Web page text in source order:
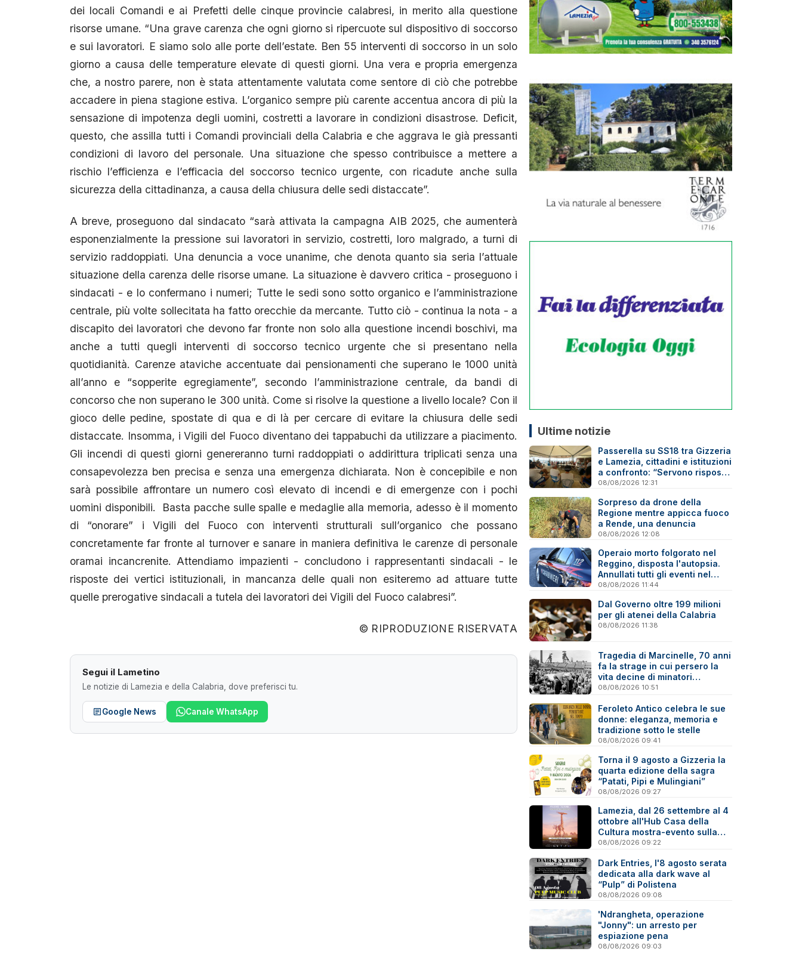
dei locali Comandi e ai Prefetti delle cinque provincie calabresi, in merito alla questione
risorse umane. “Una grave carenza che ogni giorno si ripercuote sul dispositivo di soccorso
e sui lavoratori. E siamo solo alle porte dell’estate. Ben 55 interventi di soccorso in un solo
giorno a causa delle temperature elevate di questi giorni. Una vera e propria emergenza
che, a nostro parere, non è stata attentamente valutata come sentore di ciò che potrebbe
accadere in piena stagione estiva. L’organico sempre più carente accentua ancora di più la
sensazione di impotenza degli uomini, costretti a lavorare in condizioni disastrose. Deficit,
questo, che assilla tutti i Comandi provinciali della Calabria e che aggrava le già pressanti
condizioni di lavoro del personale. Una situazione che spesso contribuisce a mettere a
rischio l’efficienza e l’efficacia del soccorso tecnico urgente, con ricadute anche sulla
sicurezza della cittadinanza, a causa della chiusura delle sedi distaccate”.
A breve, proseguono dal sindacato “sarà attivata la campagna AIB 2025, che aumenterà
esponenzialmente la pressione sui lavoratori in servizio, costretti, loro malgrado, a turni di
servizio raddoppiati. Una denuncia a voce unanime, che denota quanto sia seria l’attuale
situazione della carenza delle risorse umane. La situazione è davvero critica - proseguono i
sindacati - e lo confermano i numeri; Tutte le sedi sono sotto organico e l’amministrazione
centrale, più volte sollecitata ha fatto orecchie da mercante. Tutto ciò - continua la nota - a
discapito dei lavoratori che devono far fronte non solo alla questione incendi boschivi, ma
anche a tutti quegli interventi di soccorso tecnico urgente che si presentano nella
quotidianità. Carenze ataviche accentuate dai pensionamenti che superano le 1000 unità
all’anno e “sopperite egregiamente”, secondo l’amministrazione centrale, da bandi di
concorso che non superano le 300 unità. Come si risolve la questione a livello locale? Con il
gioco delle pedine, spostate di qua e di là per cercare di evitare la chiusura delle sedi
distaccate. Insomma, i Vigili del Fuoco diventano dei tappabuchi da utilizzare a piacimento.
Gli incendi di questi giorni genereranno turni raddoppiati o addirittura triplicati senza una
consapevolezza ben precisa e senza una emergenza dichiarata. Non è concepibile e non
sarà possibile affrontare un numero così elevato di incendi e di emergenze con i pochi
uomini disponibili. Basta pacche sulle spalle e medaglie alla memoria, adesso è il momento
di “onorare” i Vigili del Fuoco con interventi strutturali sull’organico che possano
concretamente far fronte al turnover e sanare in maniera definitiva le carenze di personale
oramai incancrenite. Attendiamo impazienti - concludono i rappresentanti sindacali - le
risposte dei vertici istituzionali, in mancanza delle quali non esiteremo ad attuare tutte
quelle prerogative sindacali a tutela dei lavoratori dei Vigili del Fuoco calabresi”.
© RIPRODUZIONE RISERVATA
Segui il Lametino
Le notizie di Lamezia e della Calabria, dove preferisci tu.
Google News Canale WhatsApp
Ultime notizie
Passerella su SS18 tra Gizzeria
e Lamezia, cittadini e istituzioni
a confronto: “Servono risposte
e tempi certi”
08/08/2026 12:31
Sorpreso da drone della
Regione mentre appicca fuoco
a Rende, una denuncia
08/08/2026 12:08
Operaio morto folgorato nel
Reggino, disposta l'autopsia.
Annullati tutti gli eventi nel
paese della tragedia
08/08/2026 11:44
Dal Governo oltre 199 milioni
per gli atenei della Calabria
08/08/2026 11:38
Tragedia di Marcinelle, 70 anni
fa la strage in cui persero la
vita decine di minatori
calabresi
08/08/2026 10:51
Feroleto Antico celebra le sue
donne: eleganza, memoria e
tradizione sotto le stelle
08/08/2026 09:41
Torna il 9 agosto a Gizzeria la
quarta edizione della sagra
“Patati, Pipi e Mulingiani”
08/08/2026 09:27
Lamezia, dal 26 settembre al 4
ottobre all'Hub Casa della
Cultura mostra-evento sulla
Virtual Photography
08/08/2026 09:22
Dark Entries, l'8 agosto serata
dedicata alla dark wave al
“Pulp” di Polistena
08/08/2026 09:08
'Ndrangheta, operazione
"Jonny": un arresto per
espiazione pena
08/08/2026 09:03